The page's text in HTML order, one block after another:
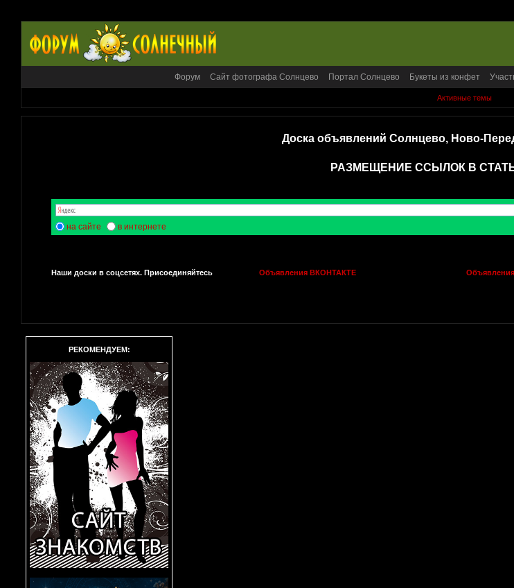
Форум Сайт фотографа Солнцево Портал Солнцево Букеты из конфет
Активные темы
Доска объявлений Солнцево, Ново-
РАЗМЕЩЕНИЕ ССЫЛОК В
на сайте в интернете
Наши доски в соцсетях. Присоединяйтесь Объявления ВКОНТАКТЕ
РЕКОМЕНДУЕМ: